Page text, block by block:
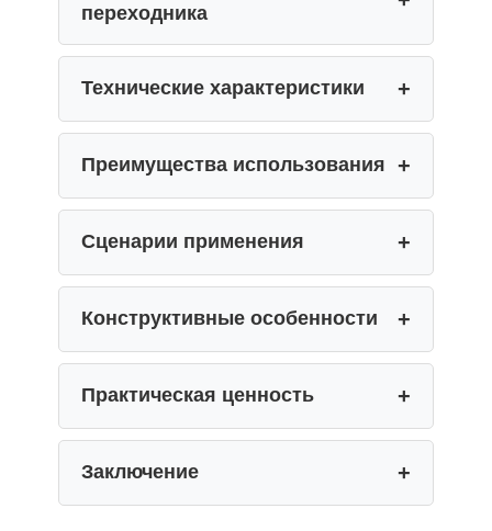
переходника
Технические характеристики
Преимущества использования
Сценарии применения
Конструктивные особенности
Практическая ценность
Заключение